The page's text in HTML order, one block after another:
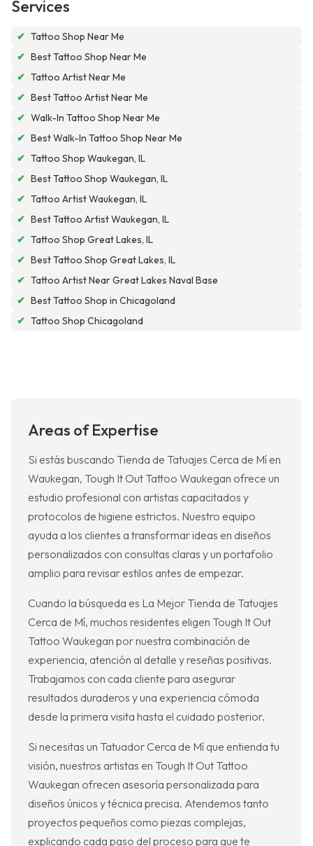
Services
✔ Tattoo Shop Near Me
✔ Best Tattoo Shop Near Me
✔ Tattoo Artist Near Me
✔ Best Tattoo Artist Near Me
✔ Walk-In Tattoo Shop Near Me
✔ Best Walk-In Tattoo Shop Near Me
✔ Tattoo Shop Waukegan, IL
✔ Best Tattoo Shop Waukegan, IL
✔ Tattoo Artist Waukegan, IL
✔ Best Tattoo Artist Waukegan, IL
✔ Tattoo Shop Great Lakes, IL
✔ Best Tattoo Shop Great Lakes, IL
✔ Tattoo Artist Near Great Lakes Naval Base
✔ Best Tattoo Shop in Chicagoland
✔ Tattoo Shop Chicagoland
Areas of Expertise
Si estás buscando Tienda de Tatuajes Cerca de Mí en
Waukegan, Tough It Out Tattoo Waukegan ofrece un
estudio profesional con artistas capacitados y
protocolos de higiene estrictos. Nuestro equipo
ayuda a los clientes a transformar ideas en diseños
personalizados con consultas claras y un portafolio
amplio para revisar estilos antes de empezar.
Cuando la búsqueda es La Mejor Tienda de Tatuajes
Cerca de Mí, muchos residentes eligen Tough It Out
Tattoo Waukegan por nuestra combinación de
experiencia, atención al detalle y reseñas positivas.
Trabajamos con cada cliente para asegurar
resultados duraderos y una experiencia cómoda
desde la primera visita hasta el cuidado posterior.
Si necesitas un Tatuador Cerca de Mí que entienda tu
visión, nuestros artistas en Tough It Out Tattoo
Waukegan ofrecen asesoría personalizada para
diseños únicos y técnica precisa. Atendemos tanto
proyectos pequeños como piezas complejas,
explicando cada paso del proceso para que te